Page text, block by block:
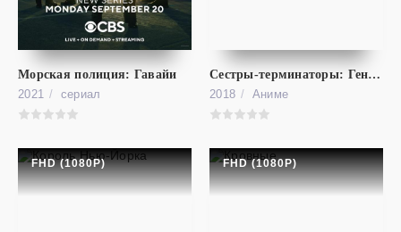
Морская полиция: Гавайи
2021
cериал
Сестры-терминаторы: Генезис
2018
Аниме
FHD (1080P) FHD (1080P)